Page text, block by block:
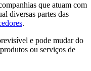
que atuam com
diversas partes das
.
e pode mudar do
ou serviços de